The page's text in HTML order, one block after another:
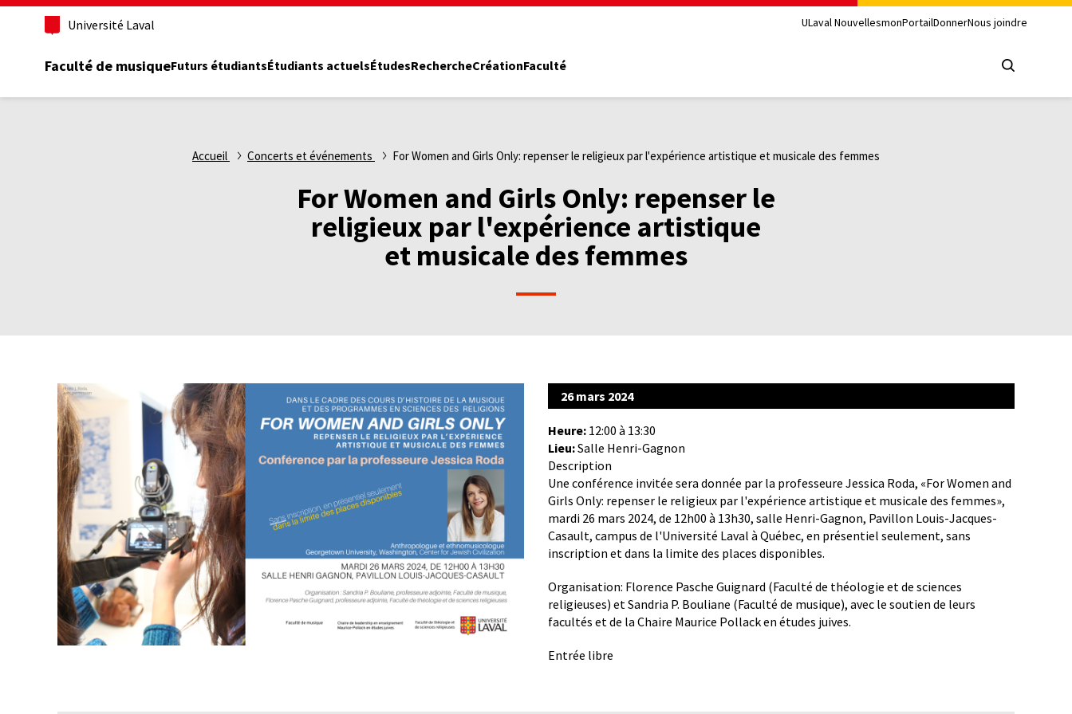
Aller
principal
Université Laval ULaval NouvellesmonPortailDonnerNous joindre
Faculté de musiqueFuturs étudiantsÉtudiants actuelsÉtudesRechercheCréationFaculté
Accueil Concerts et événements For Women and Girls Only: repenser le religieux par l'expérience artistique et musicale des femmes
For Women and Girls Only: repenser le
religieux par l'expérience artistique
et musicale des femmes
26 mars 2024
Heure: 12:00 à 13:30
Lieu:Salle Henri-Gagnon
Description
Une conférence invitée sera donnée par la professeure Jessica Roda, «For Women and
Girls Only: repenser le religieux par l'expérience artistique et musicale des femmes»,
mardi 26 mars 2024, de 12h00 à 13h30, salle Henri-Gagnon, Pavillon Louis-Jacques-
Casault, campus de l'Université Laval à Québec, en présentiel seulement, sans
inscription et dans la limite des places disponibles.
Organisation: Florence Pasche Guignard (Faculté de théologie et de sciences
religieuses) et Sandria P. Bouliane (Faculté de musique), avec le soutien de leurs
facultés et de la Chaire Maurice Pollack en études juives.
Entrée libre